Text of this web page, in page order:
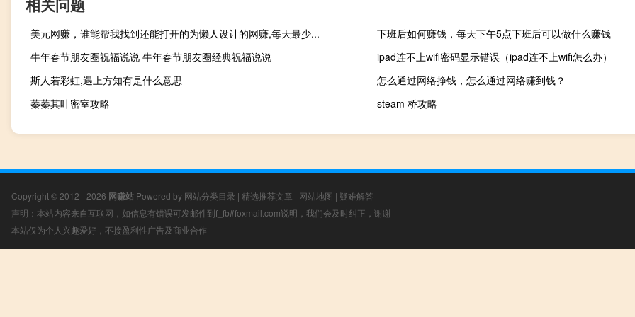
美元网赚，谁能帮我找到还能打开的为懒人设计的网赚,每天最少...
下班后如何赚钱，每天下午5点下班后可以做什么赚钱
牛年春节朋友圈祝福说说 牛年春节朋友圈经典祝福说说
ipad连不上wifi密码显示错误（ipad连不上wifi怎么办）
斯人若彩虹,遇上方知有是什么意思
怎么通过网络挣钱，怎么通过网络赚到钱？
蓁蓁其叶密室攻略
steam 桥攻略
Copyright © 2012 - 2026 网赚站 Powered by 网站分类目录 | 精选推荐文章 | 网站地图 | 疑难解答
声明：本站内容来自互联网，如信息有错误可发邮件到f_fb#foxmail.com说明，我们会及时纠正，谢谢
本站仅为个人兴趣爱好，不接盈利性广告及商业合作